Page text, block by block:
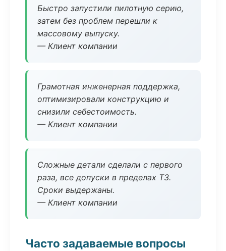
Быстро запустили пилотную серию,
затем без проблем перешли к
массовому выпуску.
— Клиент компании
Грамотная инженерная поддержка,
оптимизировали конструкцию и
снизили себестоимость.
— Клиент компании
Сложные детали сделали с первого
раза, все допуски в пределах ТЗ.
Сроки выдержаны.
— Клиент компании
Часто задаваемые вопросы